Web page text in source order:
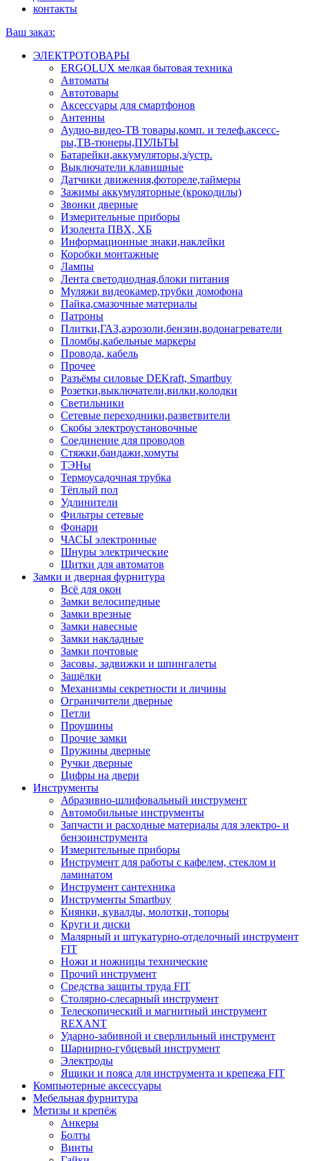
контакты
Ваш заказ:
ЭЛЕКТРОТОВАРЫ
ERGOLUX мелкая бытовая техника
Автоматы
Автотовары
Аксессуары для смартфонов
Антенны
Аудио-видео-ТВ товары,комп. и телеф.аксесс-
ры,ТВ-тюнеры,ПУЛЬТЫ
Батарейки,аккумуляторы,з/устр.
Выключатели клавишные
Датчики движения,фотореле,таймеры
Зажимы аккумуляторные (крокодилы)
Звонки дверные
Измерительные приборы
Изолента ПВХ, ХБ
Информационные знаки,наклейки
Коробки монтажные
Лампы
Лента светодиодная,блоки питания
Муляжи видеокамер,трубки домофона
Пайка,смазочные материалы
Патроны
Плитки,ГАЗ,аэрозоли,бензин,водонагреватели
Пломбы,кабельные маркеры
Провода, кабель
Прочее
Разъёмы силовые DEKraft, Smartbuy
Розетки,выключатели,вилки,колодки
Светильники
Сетевые переходники,разветвители
Скобы электроустановочные
Соединение для проводов
Стяжки,бандажи,хомуты
ТЭНы
Термоусадочная трубка
Тёплый пол
Удлинители
Фильтры сетевые
Фонари
ЧАСЫ электронные
Шнуры электрические
Щитки для автоматов
Замки и дверная фурнитура
Всё для окон
Замки велосипедные
Замки врезные
Замки навесные
Замки накладные
Замки почтовые
Засовы, задвижки и шпингалеты
Защёлки
Механизмы секретности и личины
Ограничители дверные
Петли
Проушины
Прочие замки
Пружины дверные
Ручки дверные
Цифры на двери
Инструменты
Абразивно-шлифовальный инструмент
Автомобильные инструменты
Запчасти и расходные материалы для электро- и
бензоинструмента
Измерительные приборы
Инструмент для работы с кафелем, стеклом и
ламинатом
Инструмент сантехника
Инструменты Smartbuy
Киянки, кувалды, молотки, топоры
Круги и диски
Малярный и штукатурно-отделочный инструмент
FIT
Ножи и ножницы технические
Прочий инструмент
Средства защиты труда FIT
Столярно-слесарный инструмент
Телескопический и магнитный инструмент
REXANT
Ударно-забивной и сверлильный инструмент
Шарнирно-губцевый инструмент
Электроды
Ящики и пояса для инструмента и крепежа FIT
Компьютерные аксессуары
Мебельная фурнитура
Метизы и крепёж
Анкеры
Болты
Винты